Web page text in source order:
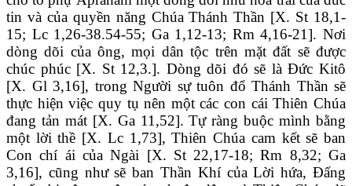
tin và của quyền năng Chúa Thánh Thần [X. St 18,1-
15; Lc 1,26-38.54-55; Ga 1,12-13; Rm 4,16-21]. Nơi
dòng dõi của ông, mọi dân tộc trên mặt đất sẽ được
chúc phúc [X. St 12,3.]. Dòng dõi đó sẽ là Đức Kitô
[X. Gl 3,16], trong Người sự tuôn đổ Thánh Thần sẽ
thực hiện việc quy tụ nên một các con cái Thiên Chúa
đang tản mát [X. Ga 11,52]. Tự ràng buộc mình bằng
một lời thề [X. Lc 1,73], Thiên Chúa cam kết sẽ ban
Con chí ái của Ngài [X. St 22,17-18; Rm 8,32; Ga
3,16], cũng như sẽ ban Thần Khí của Lời hứa, Đấng